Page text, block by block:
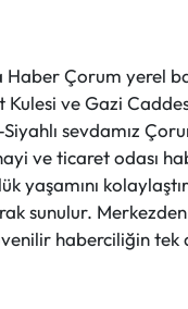
Çorum yerel
Kulesi ve Gazi
sevdamız
ve ticaret odası
yaşamını
sunulur. Merkezden
haberciliğin tek